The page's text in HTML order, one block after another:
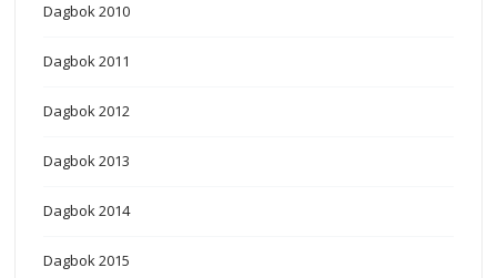
Dagbok 2010
Dagbok 2011
Dagbok 2012
Dagbok 2013
Dagbok 2014
Dagbok 2015